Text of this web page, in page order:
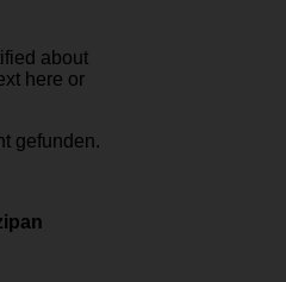
about
here or
gefunden.